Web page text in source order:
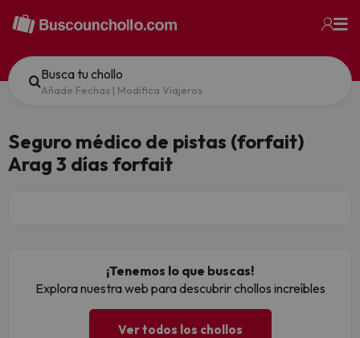
Busca tu chollo
Añade Fechas | Modifica Viajeros
Seguro médico de pistas (forfait)
Arag 3 días forfait
¡Tenemos lo que buscas!
Explora nuestra web para descubrir chollos increíbles
Ver todos los chollos